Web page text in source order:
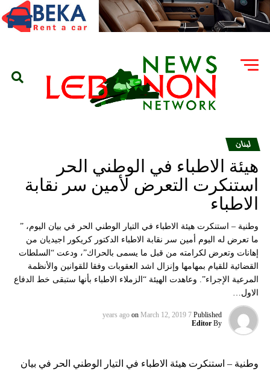
لبنان
هيئة الاطباء في الوطني الحر
استنكرت التعرض لأمين سر نقابة
الاطباء
وطنية – استنكرت هيئة الاطباء في التيار الوطني الحر في بيان اليوم، ”
ما تعرض له اليوم أمين سر نقابة الاطباء الدكتور كريكور اجيديان من
إهانات وتعرض لكرامته من قبل ما يسمى بالحراك”، ودعت “السلطات
القضائية للقيام بمهامها وإنزال اشد العقوبات وفقا للقوانين والأنظمة
المرعية الإجراء”. وعاهدت الهيئة “الزملاء الاطباء بأنها ستبقى خط الدفاع
الاول…
Published
7 years ago
on March 12, 2019
By
Editor
وطنية – استنكرت هيئة الاطباء في التيار الوطني الحر في بيان